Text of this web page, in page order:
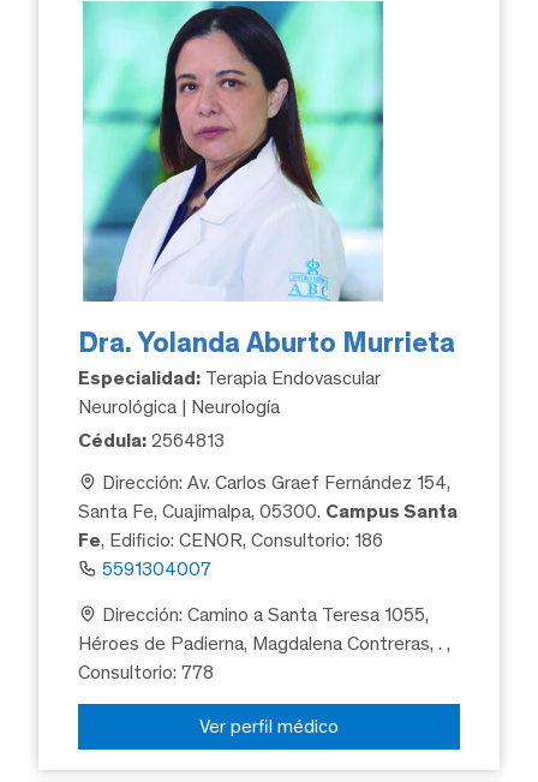
Dra. Yolanda Aburto Murrieta
Especialidad: Terapia Endovascular
Neurológica | Neurología
Cédula: 2564813
Dirección: Av. Carlos Graef Fernández 154,
Santa Fe, Cuajimalpa, 05300. Campus Santa
Fe, Edificio: CENOR, Consultorio: 186
5591304007
Dirección: Camino a Santa Teresa 1055,
Héroes de Padierna, Magdalena Contreras, .,
Consultorio: 778
Ver perfil médico